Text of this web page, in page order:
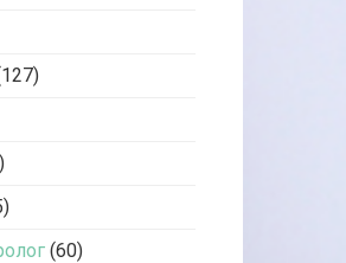
(60)